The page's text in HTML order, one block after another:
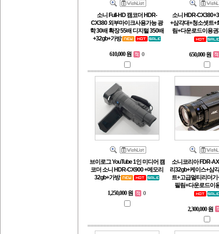
소니 Full-HD 캠코더 HDR-
CX380 외부마이크사용가능 광
학 30배 확장 55배 디지털 350배
+32gb+가방
610,000 원 0
소니 HDR-
+삼각대+청소셋트+
림+다운로드이용
650,000 원
브이로그 YouTube 1인 미디어 캠
코더 소니 HDR-CX900 +메모리
32gb+가방
1,250,000 원 0
소니코리아 FDR-
리32gb+케이스+삼
트+고급멀티리더기
필림+다운로드이
2,300,000 원